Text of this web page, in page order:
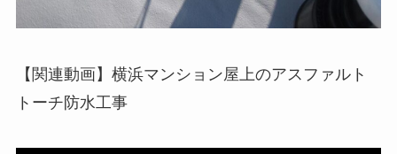
【関連動画】横浜マンション屋上のアスファルト
トーチ防水工事